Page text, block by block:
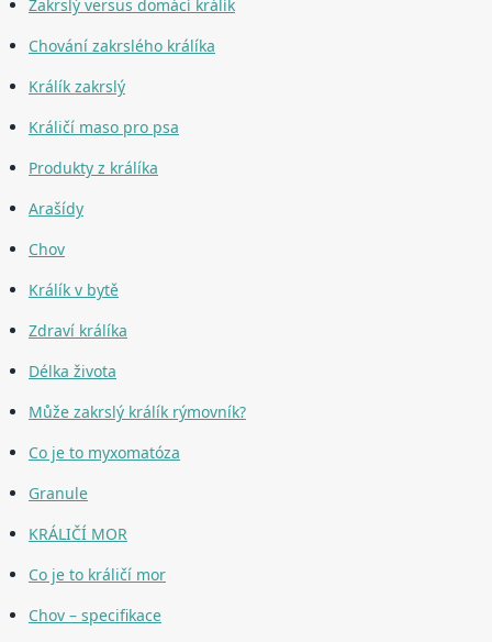
Zakrslý versus domácí králík
Chování zakrslého králíka
Králík zakrslý
Králičí maso pro psa
Produkty z králíka
Arašídy
Chov
Králík v bytě
Zdraví králíka
Délka života
Může zakrslý králík rýmovník?
Co je to myxomatóza
Granule
KRÁLIČÍ MOR
Co je to králičí mor
Chov – specifikace